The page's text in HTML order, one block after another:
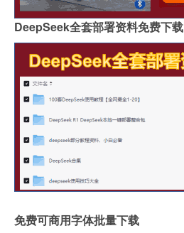
DeepSeek全套部署资料免费下载
免费可商用字体批量下载